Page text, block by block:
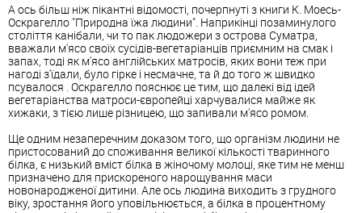
А ось більш ніж пікантні відомості, почерпнуті з книги К. Моесь-
Оскрагелло "Природна їжа людини". Наприкінці позаминулого
століття канібали, чи то пак людожери з острова Суматра,
вважали м'ясо своїх сусідів-вегетаріанців приємним на смак і
запах, тоді як м'ясо англійських матросів, яких вони теж при
нагоді з'їдали, було гірке і несмачне, та й до того ж швидко
псувалося . Оскрагелло пояснює це тим, що далекі від ідей
вегетаріанства матроси-європейці харчувалися майже як
хижаки, з тією лише різницею, що запивали м'ясо ромом.
Ще одним незаперечним доказом того, що організм людини не
пристосований до споживання великої кількості тваринного
білка, є низький вміст білка в жіночому молоці, яке тим не менш
призначено для прискореного нарощування маси
новонародженої дитини. Але ось людина виходить з грудного
віку, зростання його уповільнюється, а білка в процентному